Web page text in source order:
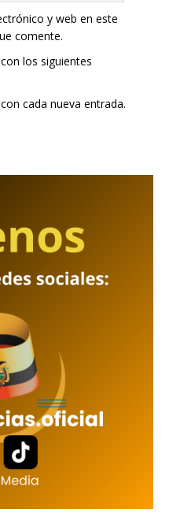
y web en este
comente.
los siguientes
cada nueva entrada.